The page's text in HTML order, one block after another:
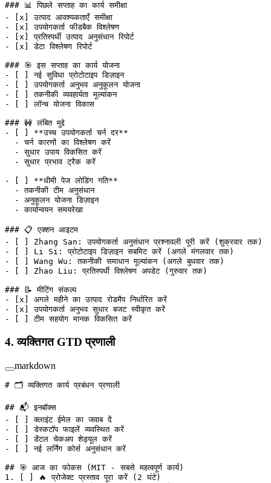
### 📊 पिछले सप्ताह का कार्य समीक्षा
-
x ] उत्पाद आवश्यकताएँ समीक्षा
-
x ] उपयोगकर्ता फीडबैक विश्लेषण
-
x ] प्रतिस्पर्धी उत्पाद अनुसंधान रिपोर्ट
-
x ] डेटा विश्लेषण रिपोर्ट
### 🎯 इस सप्ताह का कार्य योजना
-
[ ] नई सुविधा प्रोटोटाइप डिज़ाइन
-
[ ] उपयोगकर्ता अनुभव अनुकूलन योजना
-
[ ] तकनीकी व्यवहार्यता मूल्यांकन
-
[ ] लॉन्च योजना विकास
### 🚧 लंबित मुद्दे
-
**उच्च उपयोगकर्ता चर्न दर**
  -
चर्न कारणों का विश्लेषण करें
  -
सुधार उपाय विकसित करें
  -
सुधार प्रभाव ट्रैक करें
-
**धीमी पेज लोडिंग गति**
  -
तकनीकी टीम अनुसंधान
  -
अनुकूलन योजना डिज़ाइन
  -
कार्यान्वयन समयरेखा
### 📋 एक्शन आइटम
-
[ ] Zhang San: उपयोगकर्ता अनुसंधान प्रश्नावली पूरी करें (शुक्रवार तक)
-
[ ] Li Si: प्रोटोटाइप डिज़ाइन सबमिट करें (अगले मंगलवार तक)
-
[ ] Wang Wu: तकनीकी समाधान मूल्यांकन (अगले बुधवार तक)
-
[ ] Zhao Liu: प्रतिस्पर्धी विश्लेषण अपडेट (गुरुवार तक)
### 📝 मीटिंग संकल्प
-
x ] अगले महीने का उत्पाद रोडमैप निर्धारित करें
-
x ] उपयोगकर्ता अनुभव सुधार बजट स्वीकृत करें
-
[ ] टीम सहयोग मानक विकसित करें
4. व्यक्तिगत GTD प्रणाली
markdown
# 🗂️ व्यक्तिगत कार्य प्रबंधन प्रणाली
## 📬 इनबॉक्स
-
[ ] क्लाइंट ईमेल का जवाब दें
-
[ ] डेस्कटॉप फाइलें व्यवस्थित करें
-
[ ] डेंटल चेकअप शेड्यूल करें
-
[ ] नई लर्निंग कोर्स अनुसंधान करें
## 🎯 आज का फोकस (MIT - सबसे महत्वपूर्ण कार्य)
1.
[ ] 🔥 प्रोजेक्ट प्रस्ताव पूरा करें (2 घंटे)